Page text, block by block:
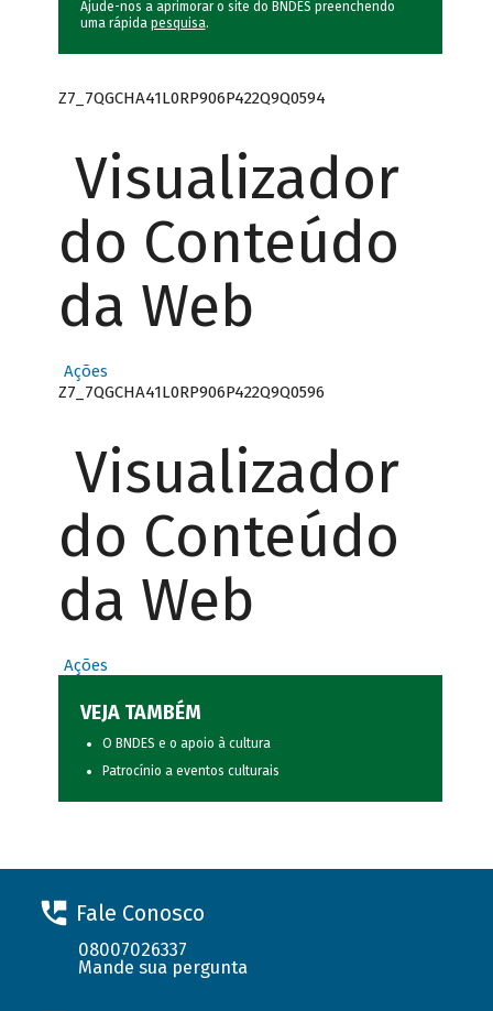
Ajude-nos a aprimorar o site do BNDES preenchendo
uma rápida pesquisa.
Z7_7QGCHA41L0RP906P422Q9Q0594
Visualizador
do Conteúdo
da Web
Ações
Z7_7QGCHA41L0RP906P422Q9Q0596
Visualizador
do Conteúdo
da Web
Ações
VEJA TAMBÉM
O BNDES e o apoio à cultura
Patrocínio a eventos culturais
Fale Conosco
08007026337
Mande sua pergunta